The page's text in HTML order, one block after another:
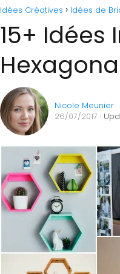
Idées Créatives Idées de
15+ Idées
Nicole Meunier
26/07/2017 ·